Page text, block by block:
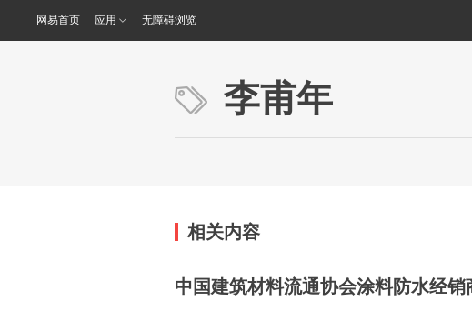
网易首页 应用 无障碍浏览
李甫年
相关内容
中国建筑材料流通协会涂料防水经